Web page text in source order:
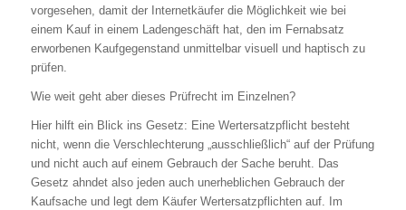
vorgesehen, damit der Internetkäufer die Möglichkeit wie bei
einem Kauf in einem Ladengeschäft hat, den im Fernabsatz
erworbenen Kaufgegenstand unmittelbar visuell und haptisch zu
prüfen.
Wie weit geht aber dieses Prüfrecht im Einzelnen?
Hier hilft ein Blick ins Gesetz: Eine Wertersatzpflicht besteht
nicht, wenn die Verschlechterung „ausschließlich“ auf der Prüfung
und nicht auch auf einem Gebrauch der Sache beruht. Das
Gesetz ahndet also jeden auch unerheblichen Gebrauch der
Kaufsache und legt dem Käufer Wertersatzpflichten auf. Im